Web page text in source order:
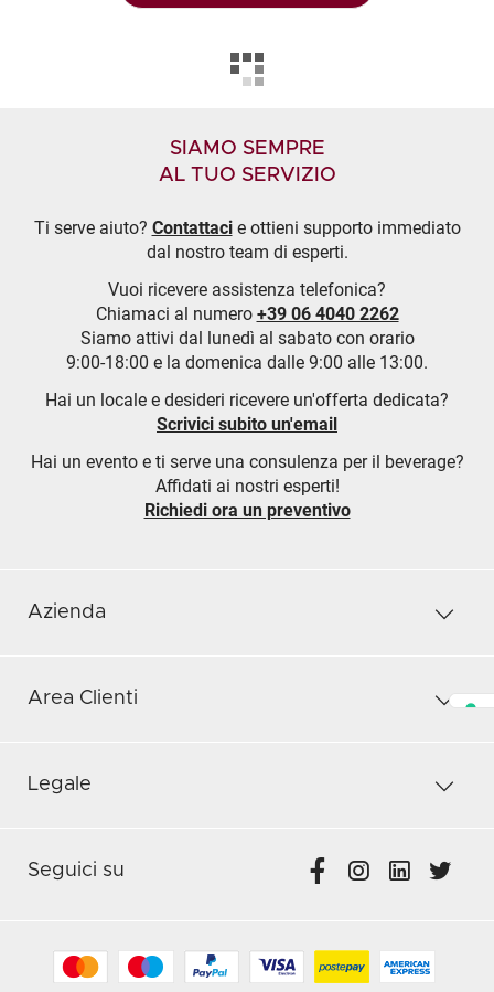
SIAMO SEMPRE
AL TUO SERVIZIO
Ti serve aiuto? Contattacie ottieni supporto immediato
dal nostro team di esperti.
Vuoi ricevere assistenza telefonica?
Chiamaci al numero +39 06 4040 2262
Siamo attivi dal lunedì al sabato con orario
9:00-18:00 e la domenica dalle 9:00 alle 13:00.
Hai un locale e desideri ricevere un'offerta dedicata?
Scrivici subito un'email
Hai un evento e ti serve una consulenza per il beverage?
Affidati ai nostri esperti!
Richiedi ora un preventivo
Azienda
Area Clienti
Legale
Seguici su